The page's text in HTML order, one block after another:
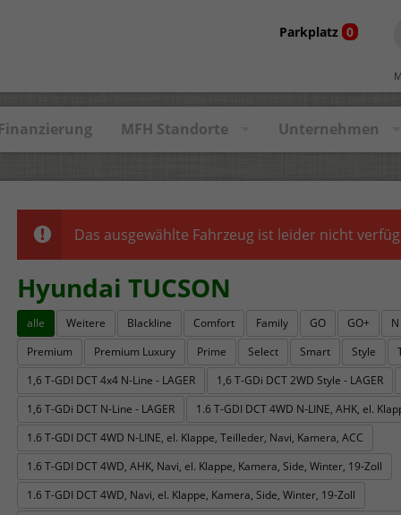
Parkplatz 0
MFH Standorte Unternehmen
Das ausgewählte Fahrzeug ist leider nicht
Hyundai TUCSON
alle Weitere Blackline Comfort Family GO GO+
Premium
Premium Luxury Prime Select Smart Style
1,6 T-GDI DCT 4x4 N-Line - LAGER
1,6 T-GDi DCT 2WD Style - LAGER
1,6 T-GDi DCT N-Line - LAGER
1.6 T-GDI DCT 4WD N-LINE, AHK, el.
1.6 T-GDI DCT 4WD N-LINE, el. Klappe, Teilleder, Navi, Kamera, ACC
1.6 T-GDI DCT 4WD, AHK, Navi, el. Klappe, Kamera, Side, Winter, 19-Zoll
1.6 T-GDI DCT 4WD, Navi, el. Klappe, Kamera, Side, Winter, 19-Zoll